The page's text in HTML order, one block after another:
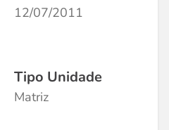
12/07/2011
Tipo Unidade
Matriz